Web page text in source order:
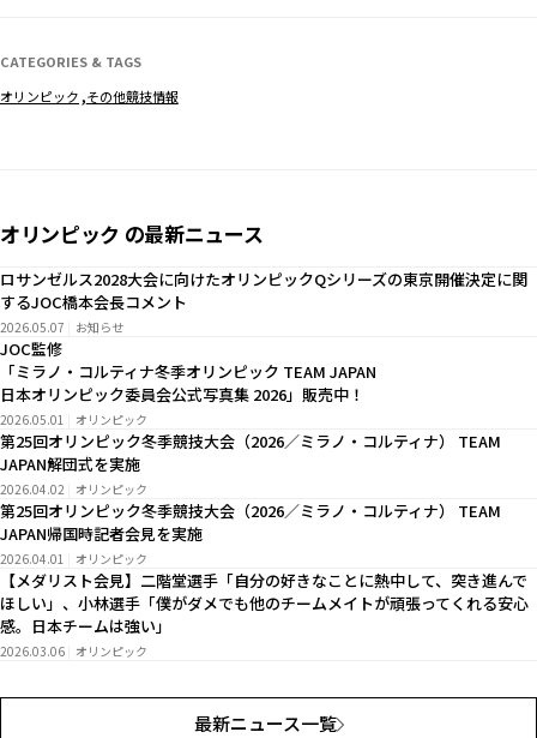
CATEGORIES & TAGS
オリンピック その他競技情報
オリンピック の最新ニュース
ロサンゼルス2028大会に向けたオリンピックQシリーズの東京開催決定に関
するJOC橋本会長コメント
2026.05.07 お知らせ
JOC監修
「ミラノ・コルティナ冬季オリンピック TEAM JAPAN
日本オリンピック委員会公式写真集 2026」販売中！
2026.05.01 オリンピック
第25回オリンピック冬季競技大会（2026／ミラノ・コルティナ） TEAM
JAPAN解団式を実施
2026.04.02 オリンピック
第25回オリンピック冬季競技大会（2026／ミラノ・コルティナ） TEAM
JAPAN帰国時記者会見を実施
2026.04.01 オリンピック
【メダリスト会見】二階堂選手「自分の好きなことに熱中して、突き進んで
ほしい」、小林選手「僕がダメでも他のチームメイトが頑張ってくれる安心
感。日本チームは強い」
2026.03.06 オリンピック
最新ニュース一覧